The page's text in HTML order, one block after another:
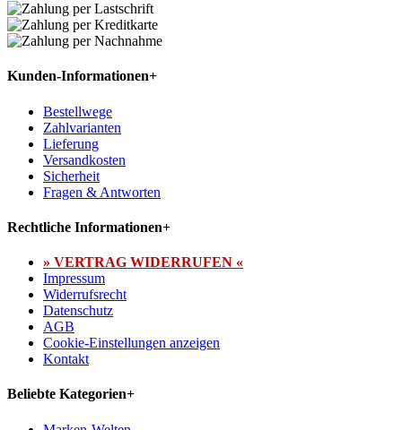
Kunden-Informationen+
Bestellwege
Zahlvarianten
Lieferung
Versandkosten
Sicherheit
Fragen & Antworten
Rechtliche Informationen+
» VERTRAG WIDERRUFEN «
Impressum
Widerrufsrecht
Datenschutz
AGB
Cookie-Einstellungen anzeigen
Kontakt
Beliebte Kategorien+